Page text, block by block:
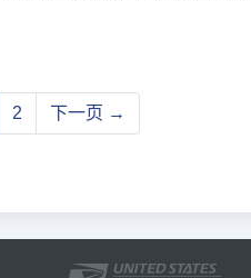
2 下一页 →